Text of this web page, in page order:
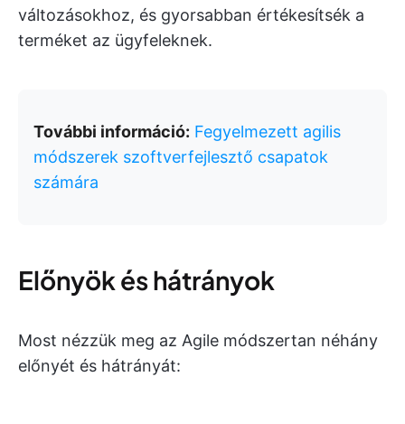
változásokhoz, és gyorsabban értékesítsék a
terméket az ügyfeleknek.
További információ: Fegyelmezett agilis
módszerek szoftverfejlesztő csapatok
számára
Előnyök és hátrányok
Most nézzük meg az Agile módszertan néhány
előnyét és hátrányát: